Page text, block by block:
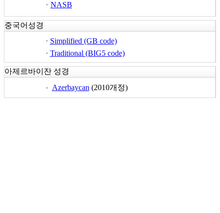
NASB
중국어성경
Simplified (GB code)
Traditional (BIG5 code)
아제르바이잔 성경
Azerbaycan (2010개정)